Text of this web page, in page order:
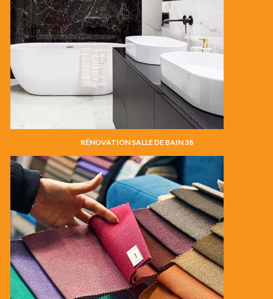
RÉNOVATION SALLE DE BAIN 38